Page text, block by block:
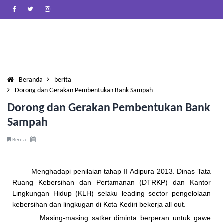
Beranda
berita
Dorong dan Gerakan Pembentukan Bank Sampah
Dorong dan Gerakan Pembentukan Bank
Sampah
Berita |
Menghadapi penilaian tahap II Adipura 2013. Dinas Tata
Ruang Kebersihan dan Pertamanan (DTRKP) dan Kantor
Lingkungan Hidup (KLH) selaku leading sector pengelolaan
kebersihan dan lingkugan di Kota Kediri bekerja all out.
Masing-masing satker diminta berperan untuk gawe